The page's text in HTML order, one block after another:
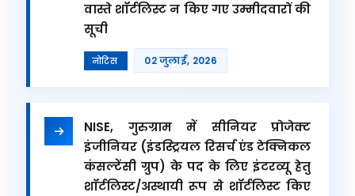
वास्ते शॉर्टलिस्ट न किए गए उम्मीदवारों की
सूची
नोटिस 02 जुलाई, 2026
NISE, गुरुग्राम में सीनियर प्रोजेक्ट
इंजीनियर (इंडस्ट्रियल रिसर्च एंड टेक्निकल
कंसल्टेंसी ग्रुप) के पद के लिए इंटरव्यू हेतु
शॉर्टलिस्ट/अस्थायी रूप से शॉर्टलिस्ट किए